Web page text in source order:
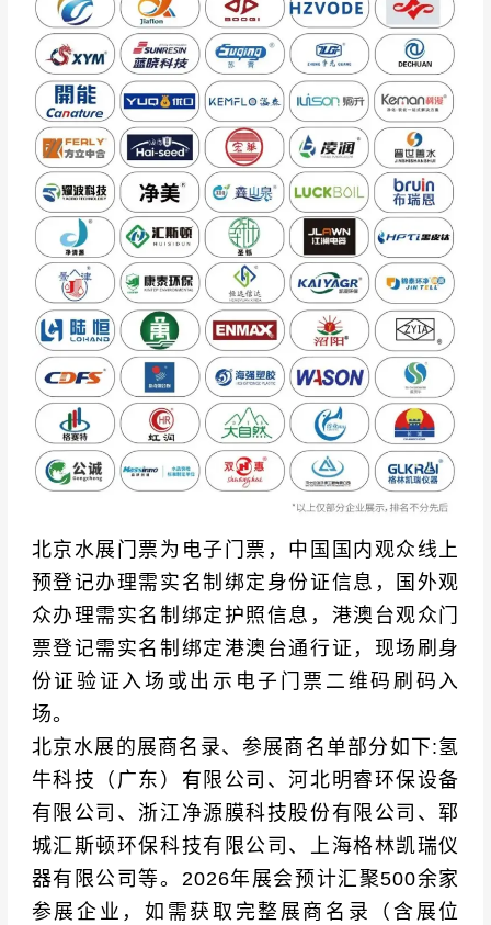
北京水展门票为电子门票，中国国内观众线上
预登记办理需实名制绑定身份证信息，国外观
众办理需实名制绑定护照信息，港澳台观众门
票登记需实名制绑定港澳台通行证，现场刷身
份证验证入场或出示电子门票二维码刷码入
场。
北京水展的展商名录、参展商名单部分如下:氢
牛科技（广东）有限公司、河北明睿环保设备
有限公司、浙江净源膜科技股份有限公司、郓
城汇斯顿环保科技有限公司、上海格林凯瑞仪
器有限公司等。2026年展会预计汇聚500余家
参展企业，如需获取完整展商名录（含展位